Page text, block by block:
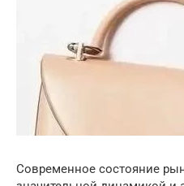
Современное состояние